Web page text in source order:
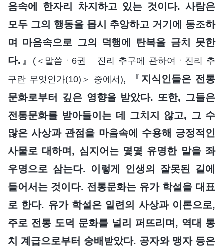
음속에 한자리 차지하고 있는 것이다. 사람은
모두 그의 행동을 몹시 추앙하고 거기에 동조하
며 마음속으로 그의 덕행에 탄복을 금치 못한
다. 』 (＜말씀ㆍ6권 진리 추구에 관하여ㆍ진리 추
구란 무엇인가(10)＞ 중에서), 『 지식인들은 전통
문화로부터 깊은 영향을 받았다. 또한, 그들은
전통문화를 받아들이는 데 그치지 않고, 그 수
많은 사상과 관점을 마음속에 수용해 긍정적인
사물로 대하며, 심지어는 몇몇 유명한 말을 좌
우명으로 삼는다. 이렇게 인생의 잘못된 길에
들어서는 것이다. 전통문화는 유가 학설을 대표
로 한다. 유가 학설은 일련의 사상과 이론으로,
주로 전통 도덕 문화를 널리 퍼뜨리며, 역대 통
치 계급으로부터 숭배받았다. 공자와 맹자 등은